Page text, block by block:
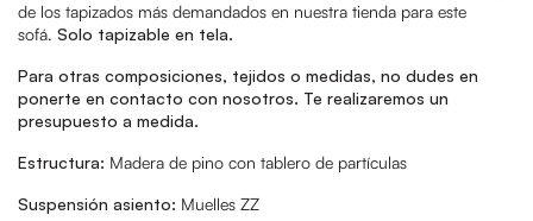
de los tapizados más demandados en nuestra tienda para este
sofá. Solo tapizable en tela.
Para otras composiciones, tejidos o medidas, no dudes en
ponerte en contacto con nosotros. Te realizaremos un
presupuesto a medida.
Estructura: Madera de pino con tablero de partículas
Suspensión asiento: Muelles ZZ